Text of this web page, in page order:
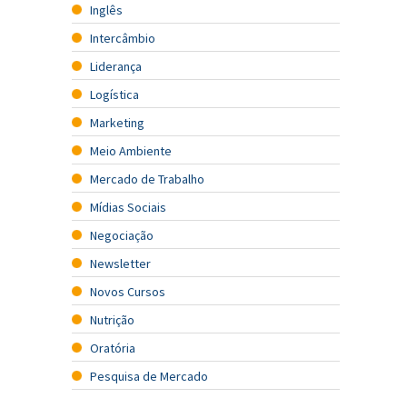
Inglês
Intercâmbio
Liderança
Logística
Marketing
Meio Ambiente
Mercado de Trabalho
Mídias Sociais
Negociação
Newsletter
Novos Cursos
Nutrição
Oratória
Pesquisa de Mercado